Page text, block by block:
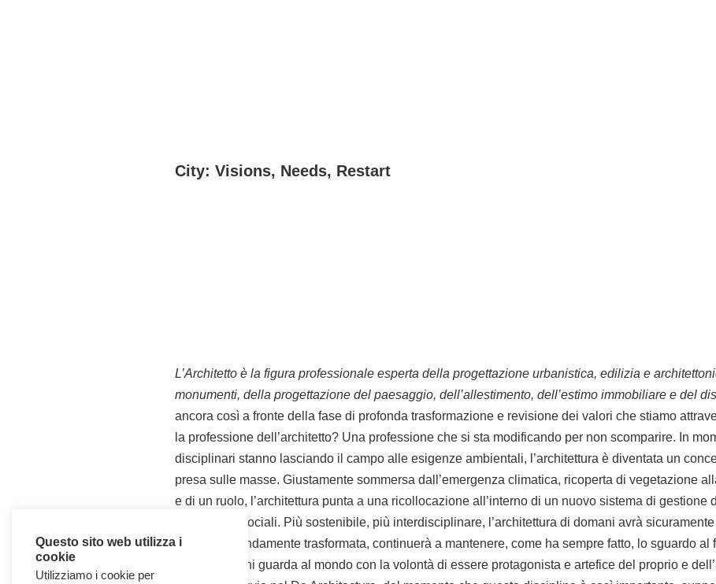
City: Visions, Needs, Restart
L’Architetto è la figura professionale esperta della progettazione urbanistica, edilizia e
monumenti, della progettazione del paesaggio, dell’allestimento, dell’estimo immobiliare e del
ancora così a fronte della fase di profonda trasformazione e revisione dei valori che stiamo
la professione dell’architetto? Una professione che si sta modificando per non scomparire. In
disciplinari stanno lasciando il campo alle esigenze ambientali, l’architettura è diventata un
presa sulle masse. Giustamente sommersa dall’emergenza climatica, ricoperta di vegetazione
e di un ruolo, l’architettura punta a una ricollocazione all’interno di un nuovo sistema di gestione
opportunità sociali. Più sostenibile, più interdisciplinare, l’architettura di domani avrà
seppur profondamente trasformata, continuerà a mantenere, come ha sempre fatto, lo sguardo al
idealista di chi guarda al mondo con la volontà di essere protagonista e artefice del proprio e
Questo sito web utilizza i
cookie
Utilizziamo i cookie per